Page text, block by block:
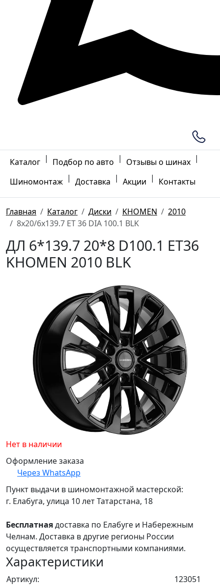
Каталог | Подбор по авто | Отзывы о шинах |
Шиномонтаж | Доставка | Акции | Контакты
Главная Каталог Диски KHOMEN
2010
8x20/6x139.7 ET 36 DIA 100.1 BLK
ДЛ 6*139.7 20*8 D100.1 ET36
KHOMEN 2010 BLK
Нет в наличии
Оформление заказа
Через WhatsApp
Пункт выдачи в шиномонтажной мастерской:
г. Елабуга, улица 10 лет Татарстана, 18
Бесплатнаядоставка по Елабуге и Набережным
Челнам. Доставка в другие регионы России
осуществляется транспортными компаниями.
Характеристики
Артикул:
123051